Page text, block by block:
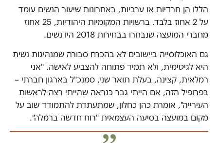
הללו הן חרדיות או ערביות, באחרונות שיעור הנשים עומד
על 2 אחוז בלבד. ברשויות המקומיות היהודיות, 25 אחוז
מחברי המועצה שנבחרו בבחירות 2018 היו נשים.
גם האוכלוסייה ביישובים לא בהכרח סבורה שמנהיגות נשית
היא לגיטימית, ולא תמיד פתוחה להצביע לאישה. "אני
רמלאית, קצינה, בעלת תואר שני, סמנכ"ל בארגון חברתי –
בפרופיל הזה, אם הייתי גבר כנראה שהייתי רצה לראשות
העירייה", אומרת כהן כחלון, שמתעתדת להתמודד שוב על
מקום במועצה בסיעה העצמאית "רוח חדשה ברמלה".